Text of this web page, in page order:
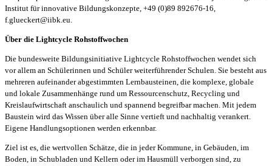
Institut für innovative Bildungskonzepte, +49 (0)89 892676-16,
f.glueckert@iibk.eu.
Über die Lightcycle Rohstoffwochen
Die bundesweite Bildungsinitiative Lightcycle Rohstoffwochen wendet sich
vor allem an Schülerinnen und Schüler weiterführender Schulen. Sie besteht aus
mehreren aufeinander abgestimmten Lernbausteinen, die komplexe, globale
und lokale Zusammenhänge rund um Ressourcenschutz, Recycling und
Kreislaufwirtschaft anschaulich und spannend begreifbar machen. Mit jedem
Baustein wird das Wissen über alle Sinne vertieft und nachhaltig verankert.
Eigene Handlungsoptionen werden erkennbar.
Ziel ist es, die wertvollen Schätze, die in jeder Kommune, in Gebäuden, im
Boden, in Schubladen und Kellern oder im Hausmüll verborgen sind, zu